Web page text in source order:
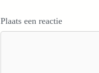
Plaats een reactie